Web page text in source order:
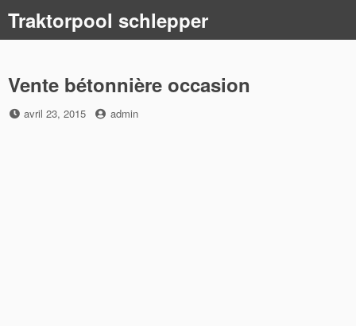
content
Traktorpool schlepper
Vente bétonnière occasion
Posted
avril 23, 2015 by
admin